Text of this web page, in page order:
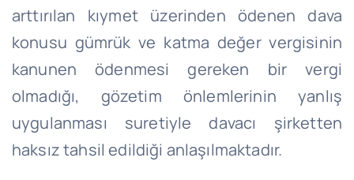
arttırılan kıymet üzerinden ödenen dava
konusu gümrük ve katma değer vergisinin
kanunen ödenmesi gereken bir vergi
olmadığı, gözetim önlemlerinin yanlış
uygulanması suretiyle davacı şirketten
haksız tahsil edildiği anlaşılmaktadır.